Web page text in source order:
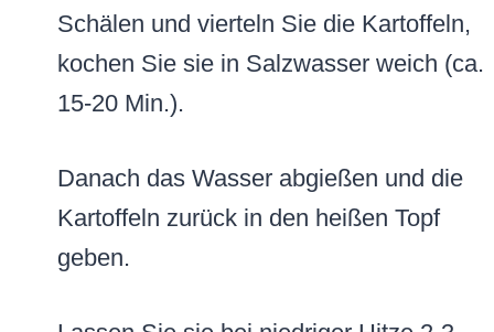
Schälen und vierteln Sie die Kartoffeln,
kochen Sie sie in Salzwasser weich (ca.
15-20 Min.).
Danach das Wasser abgießen und die
Kartoffeln zurück in den heißen Topf
geben.